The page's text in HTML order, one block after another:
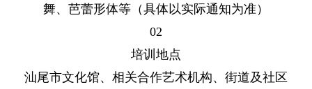
舞、芭蕾形体等（具体以实际通知为准）
02
培训地点
汕尾市文化馆、相关合作艺术机构、街道及社区